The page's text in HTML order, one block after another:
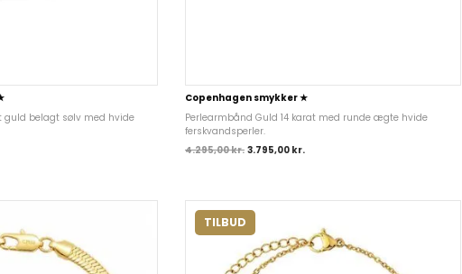
guld belagt sølv med hvide
Copenhagen smykker ★
Perlearmbånd Guld 14 karat med runde ægte hvide
ferskvandsperler.
4.295,00kr. 3.795,00 kr.
TILBUD